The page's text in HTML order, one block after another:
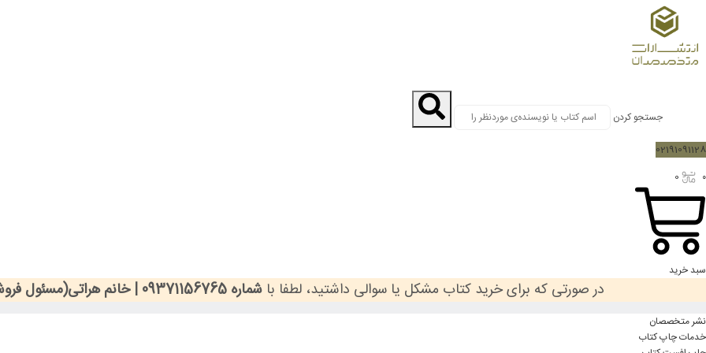
جستجو کردن
02191091128
۰
0
سبد خرید
در صورتی که برای خرید کتاب مشکل یا سوالی داشتید، لطفا باشماره 09371156765 | خانم هراتی(مسئول فروشگاه)
نشر متخصصان
خدمات چاپ کتاب